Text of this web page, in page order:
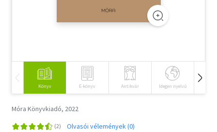
Könyv E-könyv Antikvár Idegen nyelvű
Móra Könyvkiadó, 2022
Olvasói vélemények (0)